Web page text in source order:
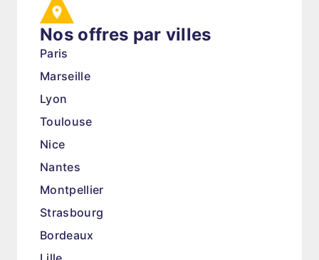
Nos offres par villes
Paris
Marseille
Lyon
Toulouse
Nice
Nantes
Montpellier
Strasbourg
Bordeaux